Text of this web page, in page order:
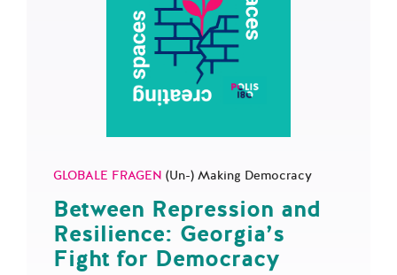
GLOBALE FRAGEN (Un-) Making Democracy
Between Repression and
Resilience: Georgia’s
Fight for Democracy